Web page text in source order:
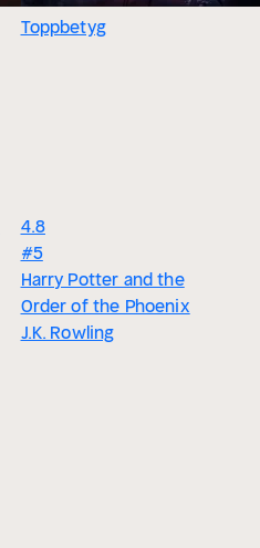
Toppbetyg
4.8
#5
Harry Potter and the
Order of the Phoenix
J.K. Rowling